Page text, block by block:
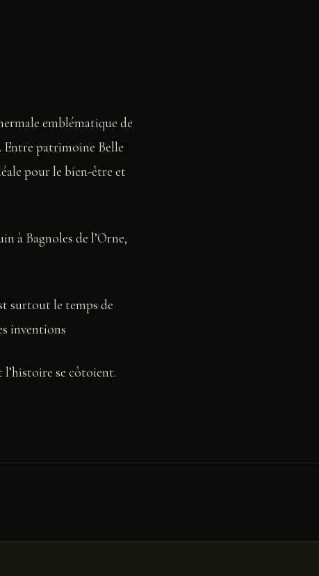
emblématique de
Entre patrimoine Belle
pour le bien-être et
à Bagnoles de l’Orne,
surtout le temps de
inventions
l’histoire se côtoient.